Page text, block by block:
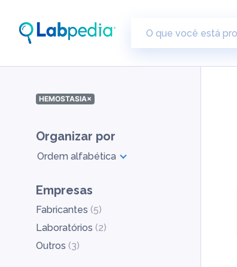
HEMOSTASIA×
Organizar por
Ordem alfabética
Empresas
Fabricantes (5)
Laboratórios (2)
Outros (3)